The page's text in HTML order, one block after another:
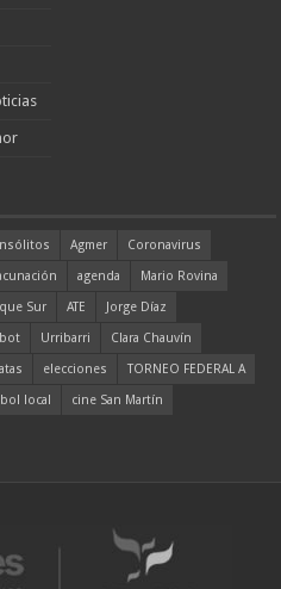
Agmer
Coronavirus
agenda
Mario Rovina
Sur ATE
Jorge Díaz
Urribarri
Clara Chauvín
elecciones
TORNEO FEDERAL A
local cine San Martín